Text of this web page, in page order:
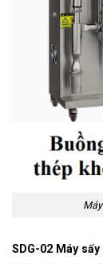
SDG-02 Máy